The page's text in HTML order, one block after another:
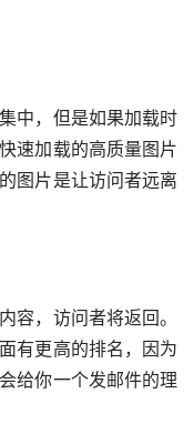
中，但是如果加载时
速加载的高质量图片
图片是让访问者远离
，访问者将返回。
有更高的排名，因为
给你一个发邮件的理